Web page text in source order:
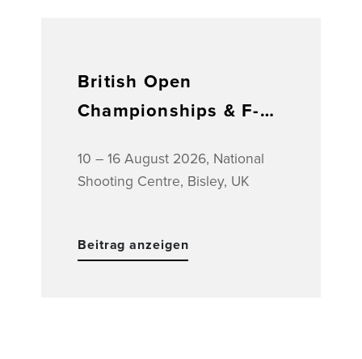
British Open
Championships & F-
Championships
10 – 16 August 2026, National
Shooting Centre, Bisley, UK
Beitrag anzeigen